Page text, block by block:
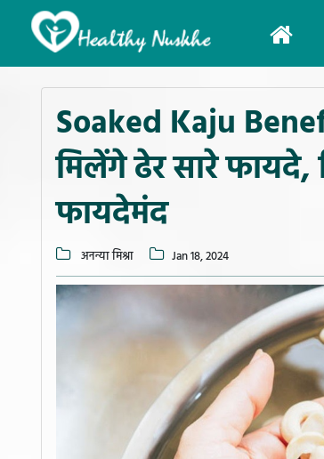
Soaked Kaju
मिलेंगे ढेर सारे
फायदेमंद
अनन्या मिश्रा Jan 18, 2024